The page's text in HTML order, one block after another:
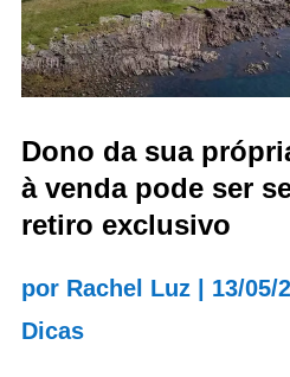
Dono da sua
à venda pode ser
retiro exclusivo
por Rachel Luz| 13/05/
Dicas